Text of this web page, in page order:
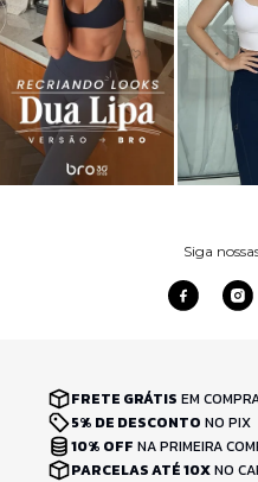
Siga
FRETE GRÁTIS EM
5% DE DESCONTO NO PIX
10% OFF NA PRIMEIRA
PARCELAS ATÉ 10XNO